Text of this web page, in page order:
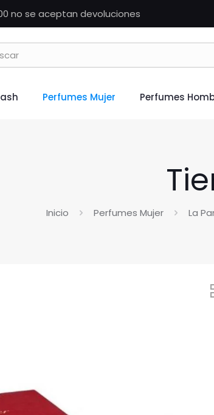
no se aceptan devoluciones
Perfumes Mujer Perfumes
Inicio Perfumes Mujer La